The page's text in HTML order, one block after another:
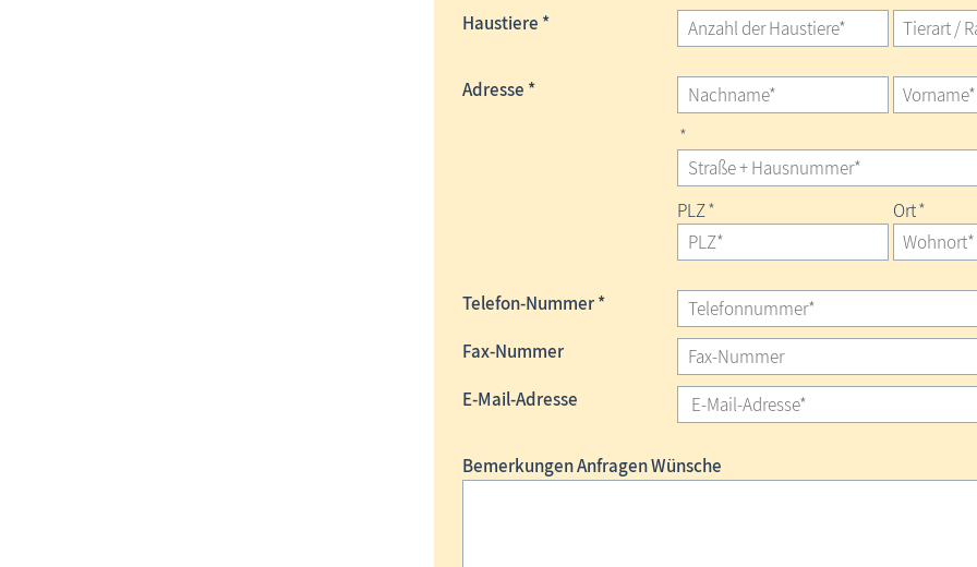
Haustiere *
Adresse *
*
PLZ* Ort*
Telefon-Nummer *
Fax-Nummer
E-Mail-Adresse
Bemerkungen Anfragen Wünsche